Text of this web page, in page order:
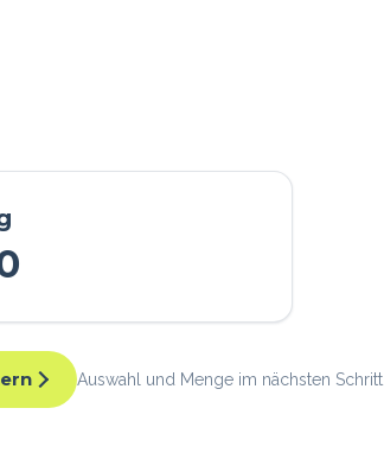
Auswahl und Menge im nächsten Schritt.